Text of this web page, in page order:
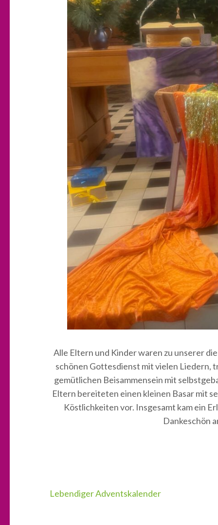
Alle Eltern und Kinder waren zu unserer
schönen Gottesdienst mit vielen Liedern,
gemütlichen Beisammensein mit
Eltern bereiteten einen kleinen Basar mit
Köstlichkeiten vor. Insgesamt kam ein
Dankeschön
Beitragsnavigation
Lebendiger Adventskalender